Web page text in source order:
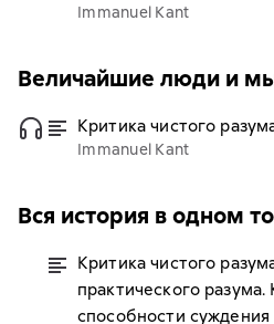
Immanuel Kant
Величайшие люди и
Критика чистого
Immanuel Kant
Вся история в одном
Критика чистого
практического разума.
способности суждения